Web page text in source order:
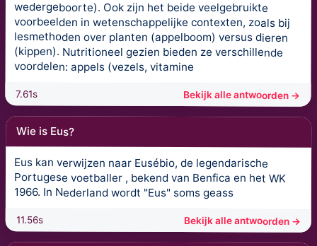
wedergeboorte). Ook zijn het beide veelgebruikte
voorbeelden in wetenschappelijke contexten, zoals bij
lesmethoden over planten (appelboom) versus dieren
(kippen). Nutritioneel gezien bieden ze verschillende
voordelen: appels (vezels, vitamine
7.61s Bekijk alle antwoorden →
Wie is Eus?
Eus kan verwijzen naar Eusébio, de legendarische
Portugese voetballer , bekend van Benfica en het WK
1966. In Nederland wordt "Eus" soms geass
11.56s Bekijk alle antwoorden →